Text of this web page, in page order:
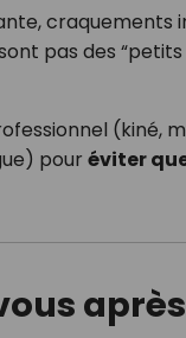
craquements
pas des “petits
(kiné,
pour éviter